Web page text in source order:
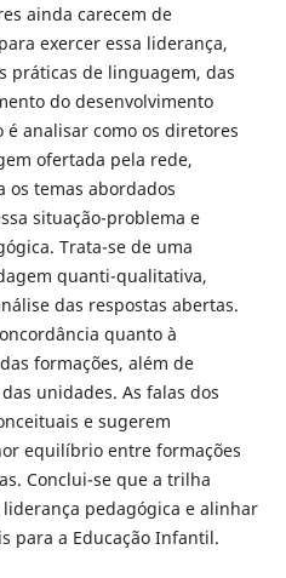
ainda carecem de
exercer essa liderança,
práticas de linguagem, das
do desenvolvimento
analisar como os diretores
ofertada pela rede,
os temas abordados
situação-problema e
Trata-se de uma
quanti-qualitativa,
das respostas abertas.
quanto à
formações, além de
unidades. As falas dos
e sugerem
equilíbrio entre formações
Conclui-se que a trilha
pedagógica e alinhar
para a Educação Infantil.